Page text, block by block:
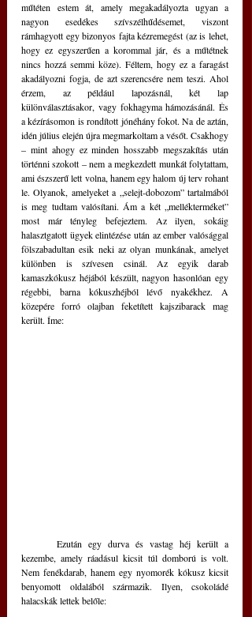
műtéten estem át, amely megakadályozta ugyan a
nagyon esedékes szívszélhűdésemet, viszont
rámhagyott egy bizonyos fajta kézremegést (az is lehet,
hogy ez egyszerűen a korommal jár, és a műtétnek
nincs hozzá semmi köze). Féltem, hogy ez a faragást
akadályozni fogja, de azt szerencsére nem teszi. Ahol
érzem, az például lapozásnál, két lap
különválasztásakor, vagy fokhagyma hámozásánál. És
a kézírásomon is rondított jónéhány fokot. Na de aztán,
idén július elején újra megmarkoltam a vésőt. Csakhogy
– mint ahogy ez minden hosszabb megszakítás után
történni szokott – nem a megkezdett munkát folytattam,
ami észszerű lett volna, hanem egy halom új terv rohant
le. Olyanok, amelyeket a „selejt-dobozom” tartalmából
is meg tudtam valósítani. Ám a két „mellékterméket”
most már tényleg befejeztem. Az ilyen, sokáig
halasztgatott ügyek elintézése után az ember valósággal
fölszabadultan esik neki az olyan munkának, amelyet
különben is szívesen csinál. Az egyik darab
kamaszkókusz héjából készült, nagyon hasonlóan egy
régebbi, barna kókuszhéjból lévő nyakékhez. A
közepére forró olajban feketített kajszibarack mag
került. Íme:
kezembe, amely ráadásul kicsit túl domború is volt.
Nem fenékdarab, hanem egy nyomorék kókusz kicsit
benyomott oldalából származik. Ilyen, csokoládé
halacskák lettek belőle: